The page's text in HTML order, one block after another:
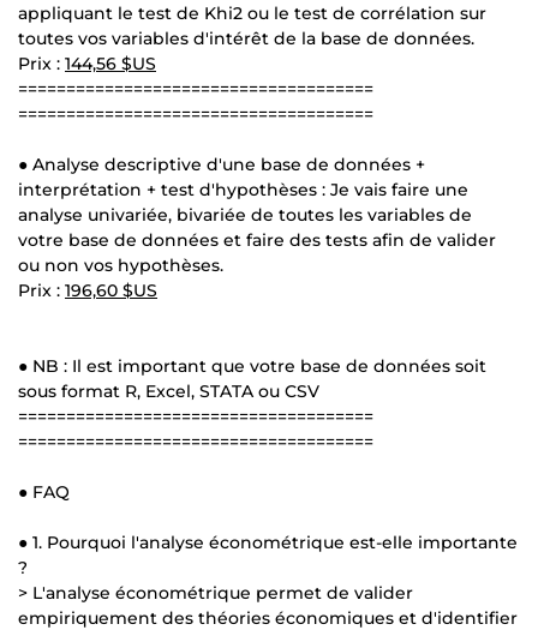
appliquant le test de Khi2 ou le test de corrélation sur
toutes vos variables d'intérêt de la base de données.
Prix : 144,56 $US
=====================================
=====================================
● Analyse descriptive d'une base de données +
interprétation + test d'hypothèses : Je vais faire une
analyse univariée, bivariée de toutes les variables de
votre base de données et faire des tests afin de valider
ou non vos hypothèses.
Prix : 196,60 $US
● NB : Il est important que votre base de données soit
sous format R, Excel, STATA ou CSV
=====================================
=====================================
● FAQ
● 1. Pourquoi l'analyse économétrique est-elle importante
?
> L'analyse économétrique permet de valider
empiriquement des théories économiques et d'identifier